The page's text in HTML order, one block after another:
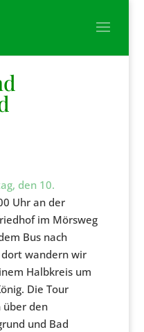
den 10.
Uhr an der
im Mörsweg
Bus nach
dort wandern wir
Halbkreis um
Die Tour
über den
und Bad